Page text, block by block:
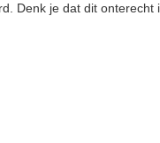
Denk je dat dit